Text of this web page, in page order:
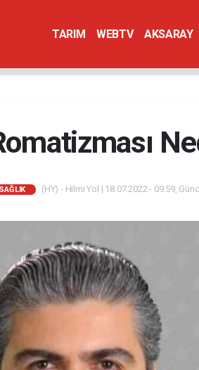
TARIM WEBTV AKSARAY
SAĞLIK (HY) - Hilmi Yol | 18.07.2022 - 09:59,